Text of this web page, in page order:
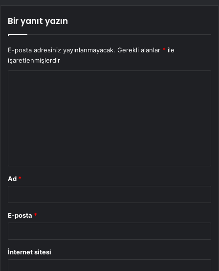
Bir yanıt yazın
E-posta adresiniz yayınlanmayacak. Gerekli alanlar * ile
işaretlenmişlerdir
Ad *
E-posta *
İnternet sitesi